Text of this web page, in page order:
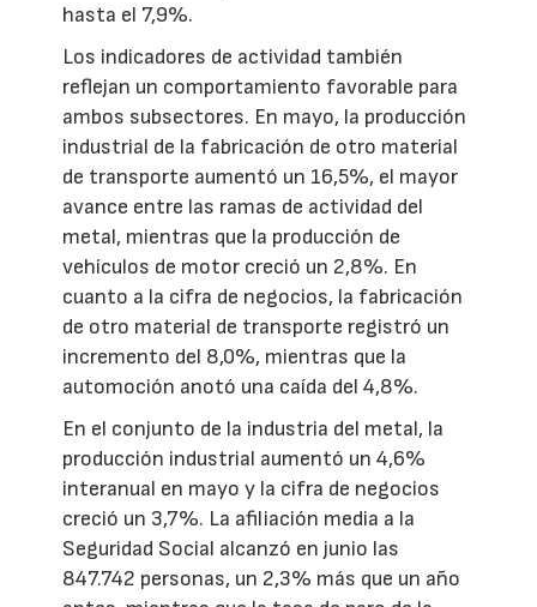
hasta el 7,9%.
Los indicadores de actividad también
reflejan un comportamiento favorable para
ambos subsectores. En mayo, la producción
industrial de la fabricación de otro material
de transporte aumentó un 16,5%, el mayor
avance entre las ramas de actividad del
metal, mientras que la producción de
vehículos de motor creció un 2,8%. En
cuanto a la cifra de negocios, la fabricación
de otro material de transporte registró un
incremento del 8,0%, mientras que la
automoción anotó una caída del 4,8%.
En el conjunto de la industria del metal, la
producción industrial aumentó un 4,6%
interanual en mayo y la cifra de negocios
creció un 3,7%. La afiliación media a la
Seguridad Social alcanzó en junio las
847.742 personas, un 2,3% más que un año